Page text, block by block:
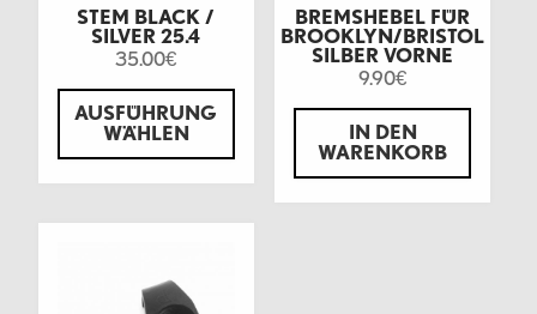
STEM BLACK /
SILVER 25.4
35.00€
AUSFÜHRUNG
WÄHLEN
BREMSHEBEL FÜR
BROOKLYN/BRISTOL
SILBER VORNE
9.90€
IN DEN
WARENKORB